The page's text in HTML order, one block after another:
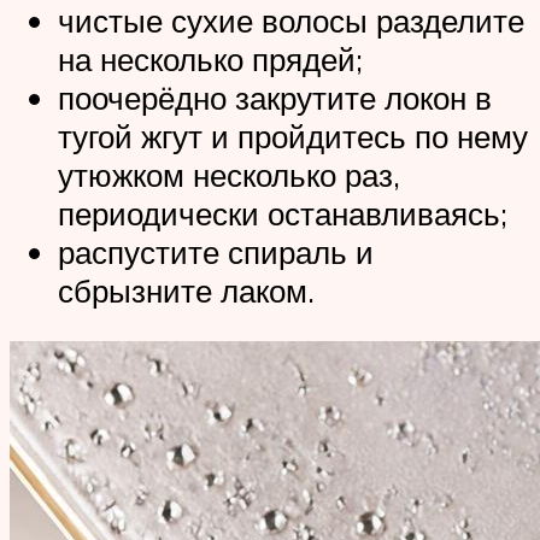
чистые сухие волосы разделите
на несколько прядей;
поочерёдно закрутите локон в
тугой жгут и пройдитесь по нему
утюжком несколько раз,
периодически останавливаясь;
распустите спираль и
сбрызните лаком.